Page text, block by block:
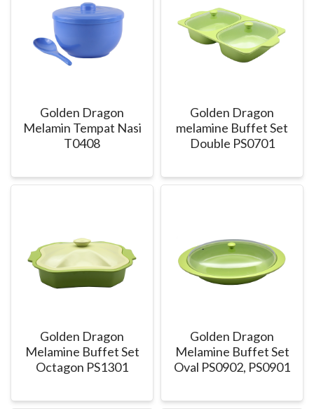
Golden Dragon
Melamin Tempat Nasi
T0408
Golden Dragon
melamine Buffet Set
Double PS0701
Golden Dragon
Melamine Buffet Set
Octagon PS1301
Golden Dragon
Melamine Buffet Set
Oval PS0902, PS0901